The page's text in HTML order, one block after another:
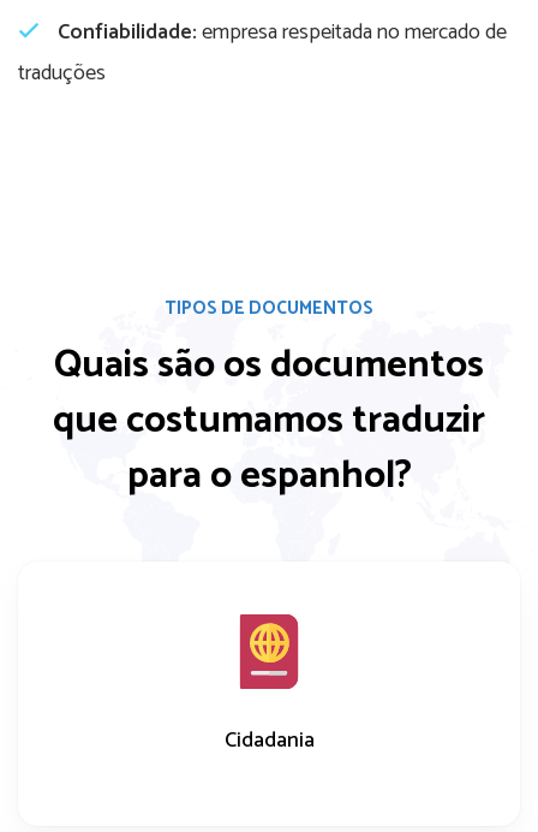
Confiabilidade:empresa respeitada no mercado de
traduções
TIPOS DE DOCUMENTOS
Quais são os documentos
que costumamostraduzir
para o espanhol?
Cidadania